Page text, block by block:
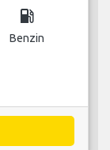
local_gas_station
Benzin